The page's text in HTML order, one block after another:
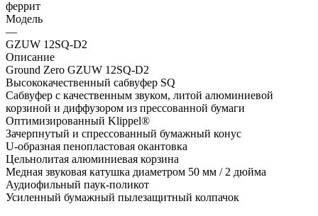
феррит
Модель
—
GZUW 12SQ-D2
Описание
Ground Zero GZUW 12SQ-D2
Высококачественный сабвуфер SQ
Сабвуфер с качественным звуком, литой алюминиевой
корзиной и диффузором из прессованной бумаги
Оптимизированный Klippel®
Зачерпнутый и спрессованный бумажный конус
U-образная пенопластовая окантовка
Цельнолитая алюминиевая корзина
Медная звуковая катушка диаметром 50 мм / 2 дюйма
Аудиофильный паук-поликот
Усиленный бумажный пылезащитный колпачок